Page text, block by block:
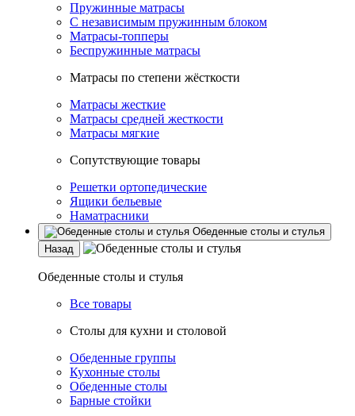
Пружинные матрасы
С независимым пружинным блоком
Матрасы-топперы
Беспружинные матрасы
Матрасы по степени жёсткости
Матрасы жесткие
Матрасы средней жесткости
Матрасы мягкие
Сопутствующие товары
Решетки ортопедические
Ящики бельевые
Наматрасники
Обеденные столы и стулья
Назад
Обеденные столы и стулья
Все товары
Столы для кухни и столовой
Обеденные группы
Кухонные столы
Обеденные столы
Барные стойки